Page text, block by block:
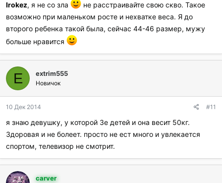
и
л
и
Irokez, я не со зла
не расстраивайте свою скво. Такое
возможно при маленьком росте и нехватке веса. Я до
второго ребенка такой была, сейчас 44-46 размер, мужу
больше нравится
E extrim555
Новичок
10 Дек 2014 #11
я знаю девушку, у которой 3е детей и она весит 50кг.
Здоровая и не болеет. просто не ест много и увлекается
спортом, телевизор не смотрит.
carver